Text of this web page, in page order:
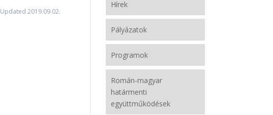
Updated 2019.09.02.
Hírek
Pályázatok
Programok
Román-magyar
határmenti
együttműködések